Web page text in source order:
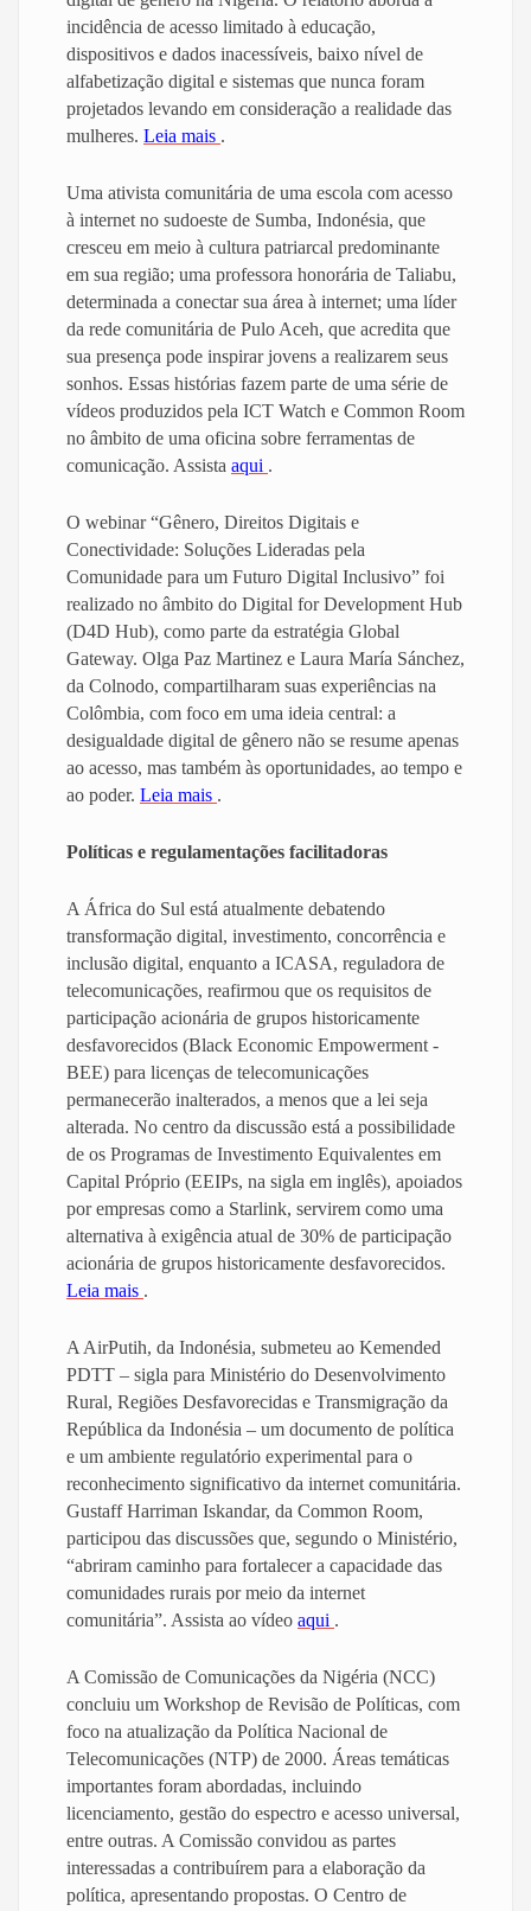
incidência de acesso limitado à educação,
dispositivos e dados inacessíveis, baixo nível de
alfabetização digital e sistemas que nunca foram
projetados levando em consideração a realidade das
mulheres. Leia mais .
Uma ativista comunitária de uma escola com acesso
à internet no sudoeste de Sumba, Indonésia, que
cresceu em meio à cultura patriarcal predominante
em sua região; uma professora honorária de Taliabu,
determinada a conectar sua área à internet; uma líder
da rede comunitária de Pulo Aceh, que acredita que
sua presença pode inspirar jovens a realizarem seus
sonhos. Essas histórias fazem parte de uma série de
vídeos produzidos pela ICT Watch e Common Room
no âmbito de uma oficina sobre ferramentas de
comunicação. Assista aqui .
O webinar “Gênero, Direitos Digitais e
Conectividade: Soluções Lideradas pela
Comunidade para um Futuro Digital Inclusivo” foi
realizado no âmbito do Digital for Development Hub
(D4D Hub), como parte da estratégia Global
Gateway. Olga Paz Martinez e Laura María Sánchez,
da Colnodo, compartilharam suas experiências na
Colômbia, com foco em uma ideia central: a
desigualdade digital de gênero não se resume apenas
ao acesso, mas também às oportunidades, ao tempo e
ao poder. Leia mais .
Políticas e regulamentações facilitadoras
A África do Sul está atualmente debatendo
transformação digital, investimento, concorrência e
inclusão digital, enquanto a ICASA, reguladora de
telecomunicações, reafirmou que os requisitos de
participação acionária de grupos historicamente
desfavorecidos (Black Economic Empowerment -
BEE) para licenças de telecomunicações
permanecerão inalterados, a menos que a lei seja
alterada. No centro da discussão está a possibilidade
de os Programas de Investimento Equivalentes em
Capital Próprio (EEIPs, na sigla em inglês), apoiados
por empresas como a Starlink, servirem como uma
alternativa à exigência atual de 30% de participação
acionária de grupos historicamente desfavorecidos.
Leia mais .
A AirPutih, da Indonésia, submeteu ao Kemended
PDTT – sigla para Ministério do Desenvolvimento
Rural, Regiões Desfavorecidas e Transmigração da
República da Indonésia – um documento de política
e um ambiente regulatório experimental para o
reconhecimento significativo da internet comunitária.
Gustaff Harriman Iskandar, da Common Room,
participou das discussões que, segundo o Ministério,
“abriram caminho para fortalecer a capacidade das
comunidades rurais por meio da internet
comunitária”. Assista ao vídeo aqui .
A Comissão de Comunicações da Nigéria (NCC)
concluiu um Workshop de Revisão de Políticas, com
foco na atualização da Política Nacional de
Telecomunicações (NTP) de 2000. Áreas temáticas
importantes foram abordadas, incluindo
licenciamento, gestão do espectro e acesso universal,
entre outras. A Comissão convidou as partes
interessadas a contribuírem para a elaboração da
política, apresentando propostas. O Centro de